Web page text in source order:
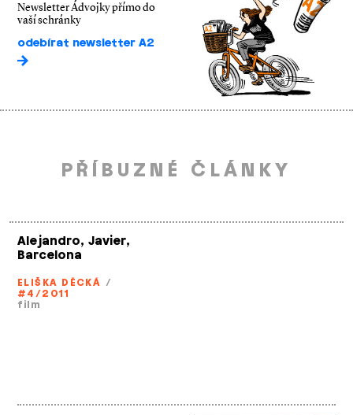
Newsletter Ádvojky přímo do
vaší schránky
odebírat newsletter A2
PŘÍBUZNÉ ČLÁNKY
Alejandro, Javier,
Barcelona
ELIŠKA DĚCKÁ /
#4/2011
film